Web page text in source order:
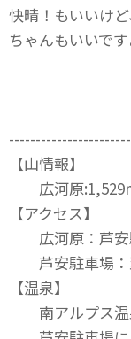
快晴！もいいけ
ちゃんもいいです
【山情報】
広河原
【アクセス】
広河原：芦安
芦安駐車場：
【温泉】
南アルプス温